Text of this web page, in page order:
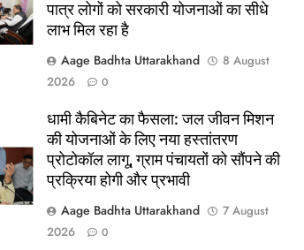
पात्र लोगों को सरकारी योजनाओं का सीधे
लाभ मिल रहा है
Aage Badhta Uttarakhand
8 August
2026
0
धामी कैबिनेट का फैसला: जल जीवन मिशन
की योजनाओं के लिए नया हस्तांतरण
प्रोटोकॉल लागू, ग्राम पंचायतों को सौंपने की
प्रक्रिया होगी और प्रभावी
Aage Badhta Uttarakhand
7 August
2026
0